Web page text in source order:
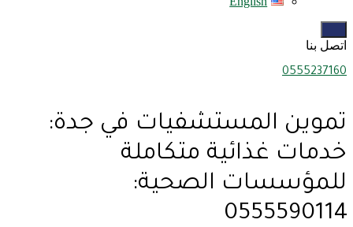
اتصل بنا
0555237160
تموين المستشفيات في جدة:
خدمات غذائية متكاملة
للمؤسسات الصحية:
0555590114